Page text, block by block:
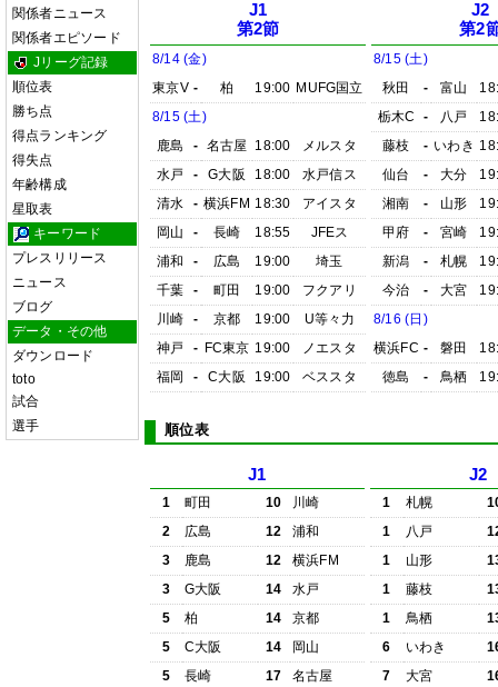
関係者ニュース
関係者エピソード
Jリーグ記録
順位表
勝ち点
得点ランキング
得失点
年齢構成
星取表
キーワード
プレスリリース
ニュース
ブログ
データ・その他
ダウンロード
toto
試合
選手
J1
第2節
8/14 (金)
東京V - 柏 19:00 MUFG国立
8/15 (土)
鹿島
- 名古屋 18:00
メルスタ
水戸
- G大阪 18:00
水戸信ス
清水
- 横浜FM 18:30
アイスタ
岡山
- 長崎 18:55
JFEス
浦和
- 広島 19:00
埼玉
千葉
- 町田 19:00
フクアリ
川崎
- 京都 19:00
U等々力
神戸
- FC東京 19:00
ノエスタ
福岡
- C大阪 19:00 ベススタ
J2
第2
8/15 (土)
秋田
- 富山
栃木C
- 八戸
藤枝
- いわき
仙台
- 大分
湘南
- 山形
甲府
- 宮崎
新潟
- 札幌
今治
- 大宮
8/16 (日)
横浜FC - 磐田
徳島
- 鳥栖
順位表
J1
1 町田 10
川崎
2
広島 12
浦和
3
鹿島 12
横浜FM
3
G大阪 14
水戸
5
柏 14
京都
5
C大阪 14
岡山
5
長崎 17
名古屋
J2
1 札幌
1
八戸
1
山形
1
藤枝
1
鳥栖
6
いわき
7
大宮